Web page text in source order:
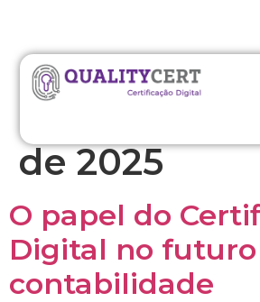
de 2025
O papel do
Digital no futuro
contabilidade